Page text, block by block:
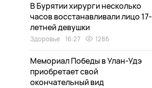
В Бурятии хирурги несколько
часов восстанавливали лицо 17-
летней девушки
Здоровье 16:27 1286
Мемориал Победы в Улан-Удэ
приобретает свой
окончательный вид